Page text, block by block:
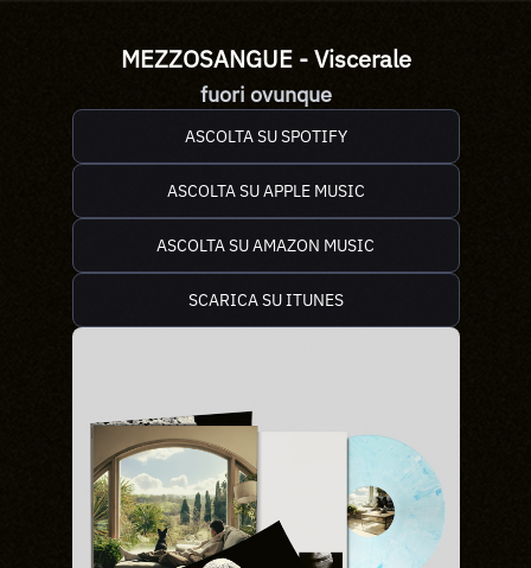
MEZZOSANGUE - Viscerale
fuori ovunque
ASCOLTA SU SPOTIFY
ASCOLTA SU APPLE MUSIC
ASCOLTA SU AMAZON MUSIC
SCARICA SU ITUNES